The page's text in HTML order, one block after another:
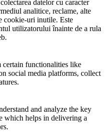
datelor cu caracter
analitice, reclame, alte
cookie-uri inutile. Este
utilizatorului înainte de a rula
certain functionalities like
social media platforms, collect
and analyze the key
which helps in delivering a